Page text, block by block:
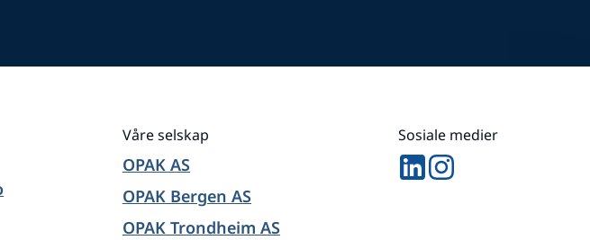
Våre selskap
OPAK AS
OPAK Bergen AS
OPAK Trondheim AS
Sosiale medier